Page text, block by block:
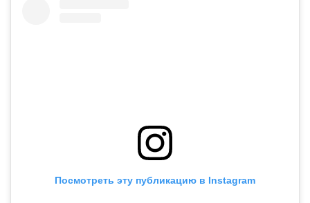
Посмотреть эту публикацию в Instagram